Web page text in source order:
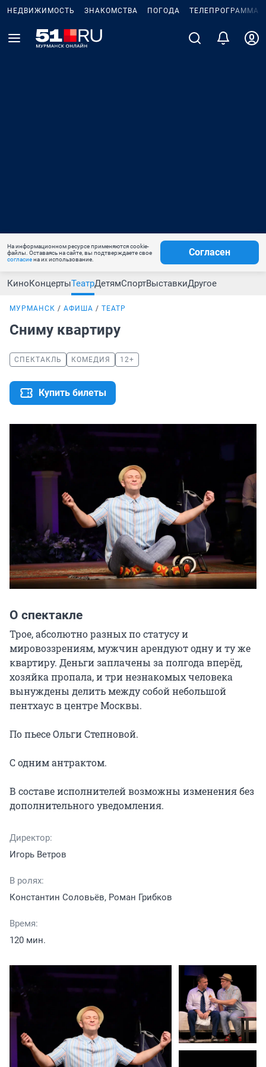
НЕДВИЖИМОСТЬ ЗНАКОМСТВА ПОГОДА ТЕЛЕПРОГРАММА
На информационном ресурсе применяются cookie-
файлы. Оставаясь на сайте, вы подтверждаете свое
согласиена их использование.
Согласен
КиноКонцертыТеатрДетямСпортВыставкиДругое
МУРМАНСК АФИША ТЕАТР
Сниму квартиру
СПЕКТАКЛЬ КОМЕДИЯ 12+
Купить билеты
О спектакле
Трое, абсолютно разных по статусу и
мировоззрениям, мужчин арендуют одну и ту же
квартиру. Деньги заплачены за полгода вперёд,
хозяйка пропала, и три незнакомых человека
вынуждены делить между собой небольшой
пентхаус в центре Москвы.
По пьесе Ольги Степновой.
С одним антрактом.
В составе исполнителей возможны изменения без
дополнительного уведомления.
Директор:
Игорь Ветров
В ролях:
Константин Соловьёв, Роман Грибков
Время:
120 мин.